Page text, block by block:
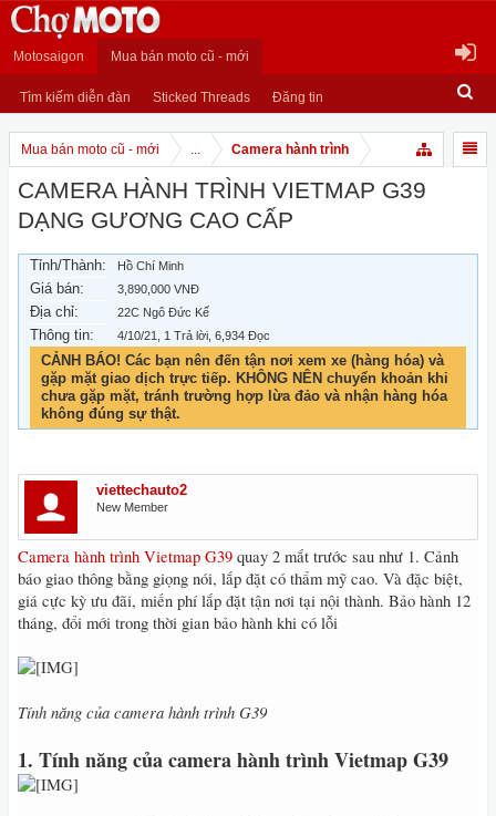
Motosaigon Mua bán moto cũ - mới
Tìm kiếm diễn đàn Sticked Threads Đăng tin
Mua bán moto cũ - mới ... Camera hành trình
CAMERA HÀNH TRÌNH VIETMAP G39
DẠNG GƯƠNG CAO CẤP
Tỉnh/Thành: Hồ Chí Minh
Giá bán: 3,890,000 VNĐ
Địa chỉ: 22C Ngô Đức Kế
Thông tin: 4/10/21 , 1 Trả lời, 6,934 Đọc
CẢNH BÁO! Các bạn nên đến tận nơi xem xe (hàng hóa) và
gặp mặt giao dịch trực tiếp. KHÔNG NÊN chuyển khoản khi
chưa gặp mặt, tránh trường hợp lừa đảo và nhận hàng hóa
không đúng sự thật.
viettechauto2
New Member
Camera hành trình Vietmap G39 quay 2 mắt trước sau như 1. Cảnh
báo giao thông bằng giọng nói, lắp đặt có thẩm mỹ cao. Và đặc biệt,
giá cực kỳ ưu đãi, miến phí lắp đặt tận nơi tại nội thành. Bảo hành 12
tháng, đổi mới trong thời gian bảo hành khi có lỗi
Tính năng của camera hành trình G39
1. Tính năng của camera hành trình Vietmap G39